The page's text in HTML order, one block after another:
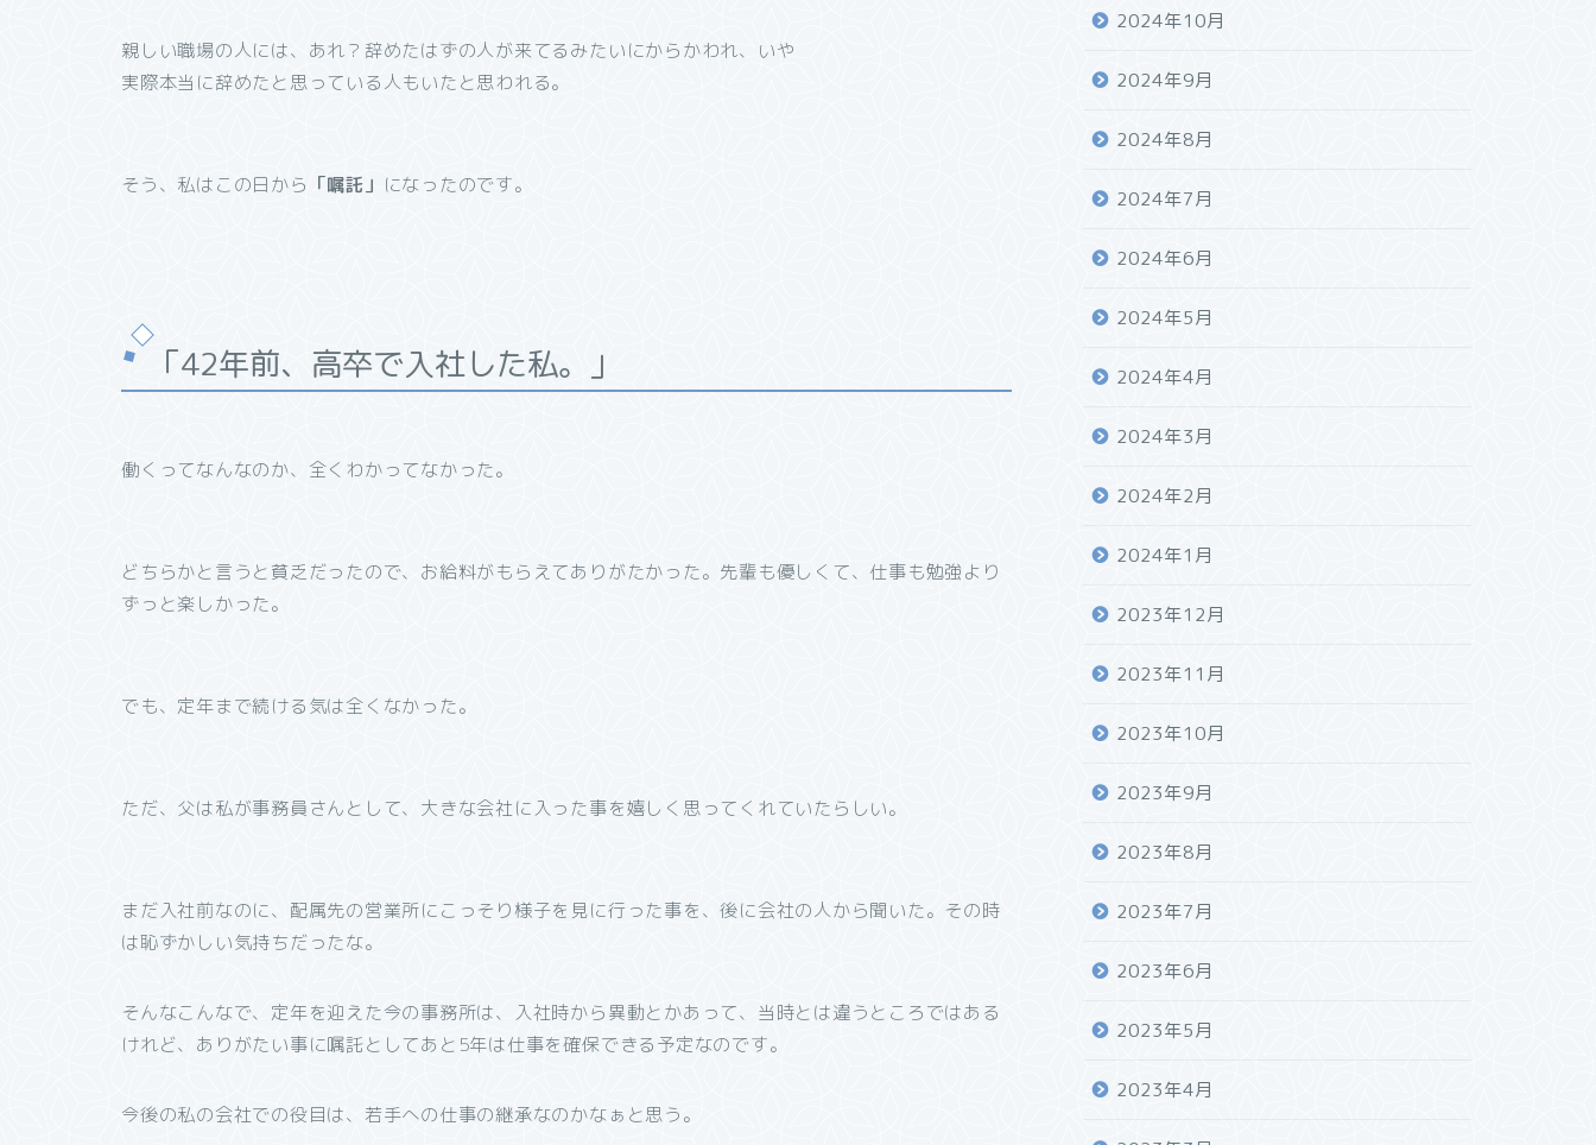
親しい職場の人には、あれ？辞めたはずの人が来てるみたいにからかわれ、いや
実際本当に辞めたと思っている人もいたと思われる。
そう、私はこの日から 「嘱託」 になったのです。
「42年前、高卒で入社した私。」
働くってなんなのか、全くわかってなかった。
どちらかと言うと貧乏だったので、お給料がもらえてありがたかった。先輩も優しくて、仕事も勉強より
ずっと楽しかった。
でも、定年まで続ける気は全くなかった。
ただ、父は私が事務員さんとして、大きな会社に入った事を嬉しく思ってくれていたらしい。
まだ入社前なのに、配属先の営業所にこっそり様子を見に行った事を、後に会社の人から聞いた。その時
は恥ずかしい気持ちだったな。
そんなこんなで、定年を迎えた今の事務所は、入社時から異動とかあって、当時とは違うところではある
けれど、ありがたい事に嘱託としてあと5年は仕事を確保できる予定なのです。
今後の私の会社での役目は、若手への仕事の継承なのかなぁと思う。
2024年10月
2024年9月
2024年8月
2024年7月
2024年6月
2024年5月
2024年4月
2024年3月
2024年2月
2024年1月
2023年12月
2023年11月
2023年10月
2023年9月
2023年8月
2023年7月
2023年6月
2023年5月
2023年4月